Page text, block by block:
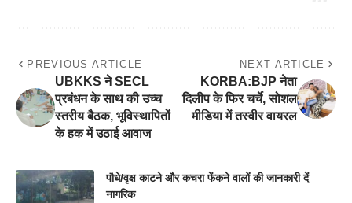
PREVIOUS ARTICLE
​UBKKS ने SECL
प्रबंधन के साथ की उच्च
स्तरीय बैठक, भूविस्थापितों
के हक में उठाई आवाज
NEXT ARTICLE
KORBA:BJP नेता
दिलीप के फिर चर्चे, सोशल
मीडिया में तस्वीर वायरल
पौधे/वृक्ष काटने और कचरा फेंकने वालों की जानकारी दें
नागरिक